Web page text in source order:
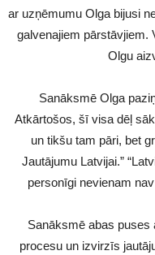
ar uzņēmumu Olga bijusi
galvenajiem pārstāvjiem.
Olgu
Sanāksmē Olga
Atkārtošos, šī visa dēļ
un tikšu tam pāri, bet
Jautājumu Latvijai.”
personīgi nevienam
Sanāksmē abas
procesu un izvirzīs